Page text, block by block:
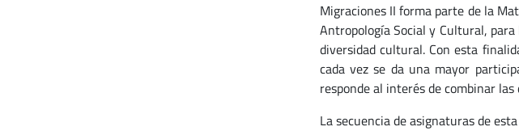
Migraciones II forma parte de la
Antropología Social y Cultural,
diversidad cultural. Con esta
cada vez se da una mayor
responde al interés de combinar
La secuencia de asignaturas de